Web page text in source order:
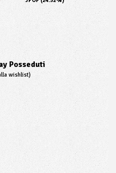
Posseduti
wishlist)